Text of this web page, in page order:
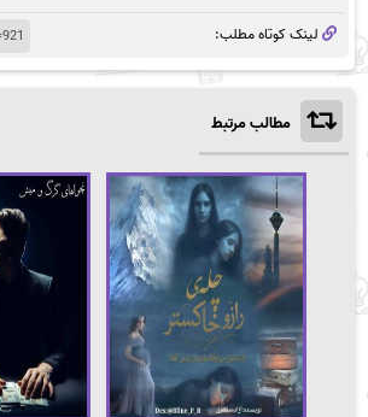
لینک کوتاه مطلب:
مطالب مرتبط